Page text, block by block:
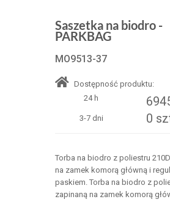
Saszetka na biodro -
PARKBAG
MO9513-37
Dostępność produktu:
24 h
3-7 dni 0
Torba na biodro z poliestru
na zamek komorą główną i
paskiem. Torba na biodro z
zapinaną na zamek komorą